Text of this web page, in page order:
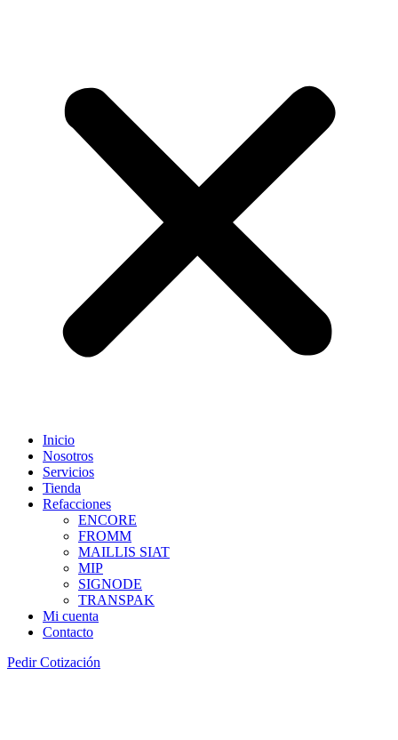
Inicio
Nosotros
Servicios
Tienda
Refacciones
ENCORE
FROMM
MAILLIS SIAT
MIP
SIGNODE
TRANSPAK
Mi cuenta
Contacto
Pedir Cotización